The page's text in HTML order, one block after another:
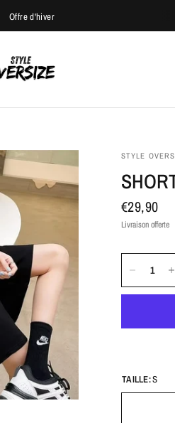
Offre d'hiver
STYLE
€29,90
Livraison offerte
TAILLE:S